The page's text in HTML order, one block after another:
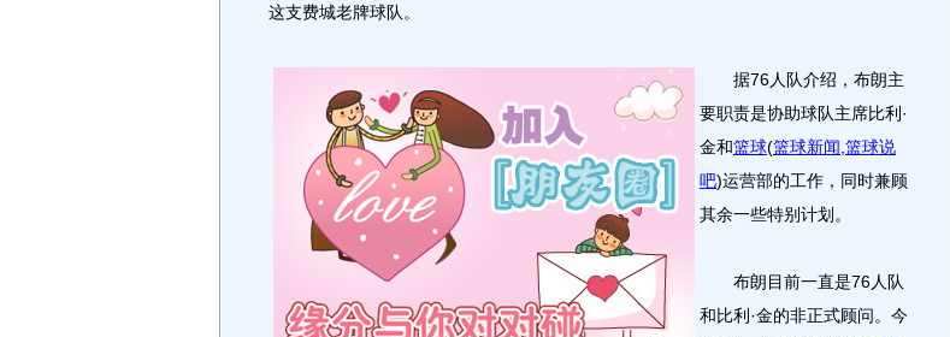
这支费城老牌球队。
据76人队介绍，布朗主
要职责是协助球队主席比利·
金和篮球(篮球新闻 篮球说
吧)运营部的工作，同时兼顾
其余一些特别计划。
布朗目前一直是76人队
和比利·金的非正式顾问。今